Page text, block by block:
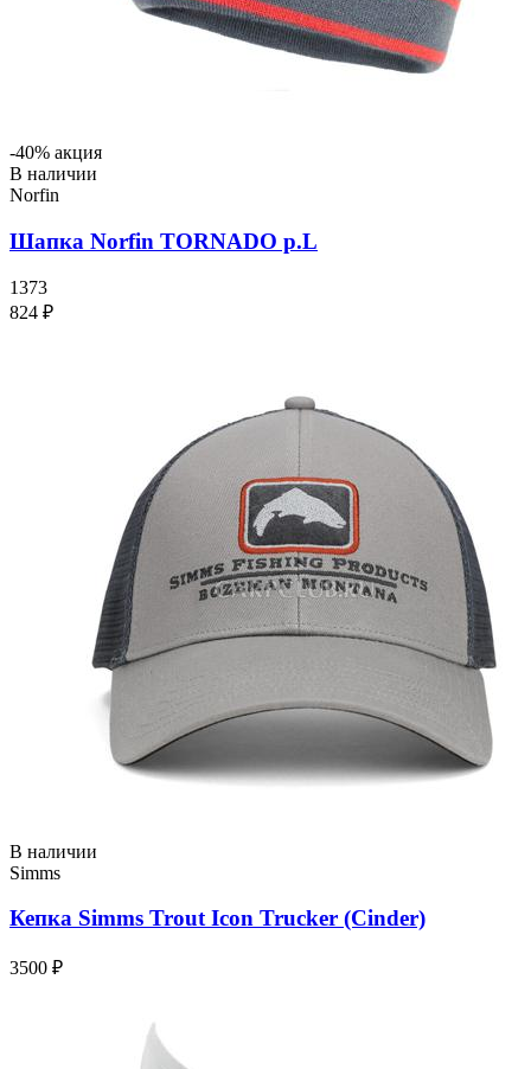
-40% акция
В наличии
Norfin
Шапка Norfin TORNADO р.L
1373
824 ₽
В наличии
Simms
Кепка Simms Trout Icon Trucker (Cinder)
3500 ₽